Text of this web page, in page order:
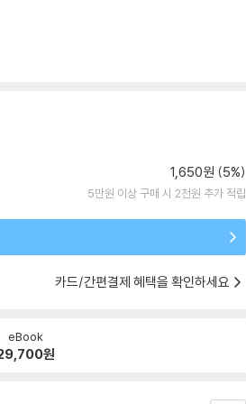
1,650원 (5%)
5만원 이상 구매 시 2천원 추가 적립
카드/간편결제 혜택을 확인하세요
eBook
원